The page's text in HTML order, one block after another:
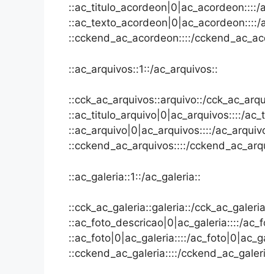
::cckend_ac_acordeon::::/
::ac_arquivos::1::/ac_arquivos::
::cck_ac_arquivos::arquivo::/
::ac_titulo_arquivo|0|ac_arquivos::::/
::ac_arquivo|0|ac_arquivos::::/
::cckend_ac_arquivos::::/
::ac_galeria::1::/ac_galeria::
::cck_ac_galeria::galeria::/
::ac_foto_descricao|0|ac_galeria::::/
::ac_foto|0|ac_galeria::::/
::cckend_ac_galeria::::/